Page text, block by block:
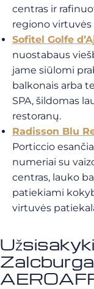
centras ir
regiono virtuvės
Sofitel Golfe
nuostabaus
jame siūlomi
balkonais arba
SPA, šildomas
restoranų.
Radisson Blu
Porticcio
numeriai su
centras, lauko
patiekiami
virtuvės